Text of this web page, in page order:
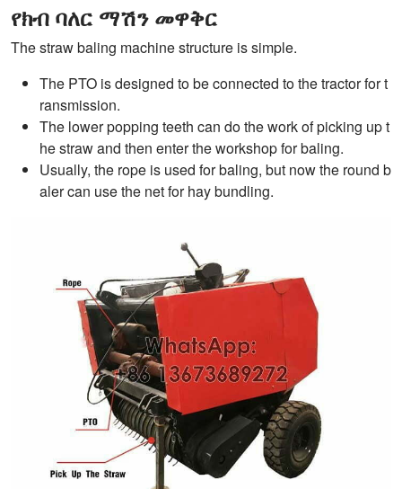
የክብ ባለር ማሽን መዋቅር
The straw baling machine structure is simple.
The PTO is designed to be connected to the tractor for t
ransmission.
The lower popping teeth can do the work of picking up t
he straw and then enter the workshop for baling.
Usually, the rope is used for baling, but now the round b
aler can use the net for hay bundling.